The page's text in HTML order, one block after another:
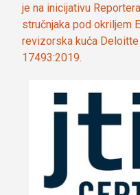
je na inicijativu
stručnjaka pod okriljem
revizorska kuća
17493:2019.